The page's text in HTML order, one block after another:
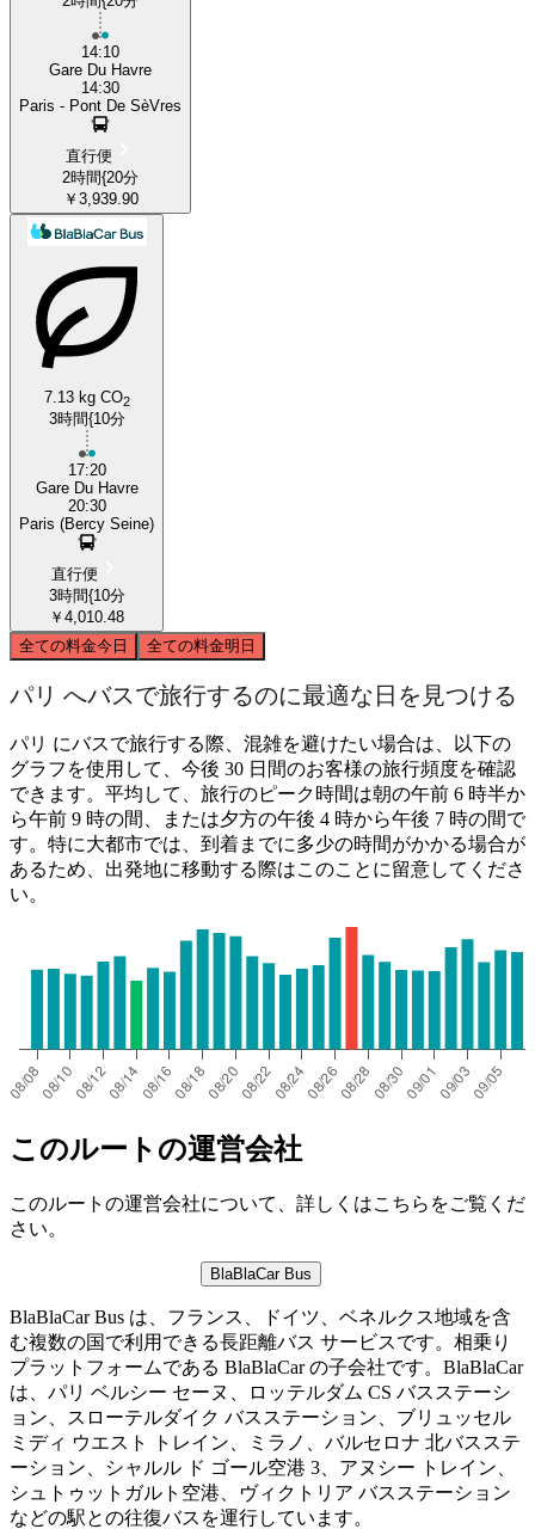
14:10
Gare Du Havre
14:30
Paris - Pont De SèVres
直行便
2時間{20分
￥3,939.90
7.13 kg CO2
3時間{10分
17:20
Gare Du Havre
20:30
Paris (Bercy Seine)
直行便
3時間{10分
￥4,010.48
全ての料金今日 全ての料金明日
パリ へバスで旅行するのに最適な日を見つける
パリ にバスで旅行する際、混雑を避けたい場合は、以下の
グラフを使用して、今後 30 日間のお客様の旅行頻度を確認
できます。平均して、旅行のピーク時間は朝の午前 6 時半か
ら午前 9 時の間、または夕方の午後 4 時から午後 7 時の間で
す。特に大都市では、到着までに多少の時間がかかる場合が
あるため、出発地に移動する際はこのことに留意してくださ
い。
このルートの運営会社
このルートの運営会社について、詳しくはこちらをご覧くだ
さい。
BlaBlaCar Bus
BlaBlaCar Bus は、フランス、ドイツ、ベネルクス地域を含
む複数の国で利用できる長距離バス サービスです。相乗り
プラットフォームである BlaBlaCar の子会社です。BlaBlaCar
は、パリ ベルシー セーヌ、ロッテルダム CS バスステーシ
ョン、スローテルダイク バスステーション、ブリュッセル
ミディ ウエスト トレイン、ミラノ、バルセロナ 北バスステ
ーション、シャルル ド ゴール空港 3、アヌシー トレイン、
シュトゥットガルト空港、ヴィクトリア バスステーション
などの駅との往復バスを運行しています。